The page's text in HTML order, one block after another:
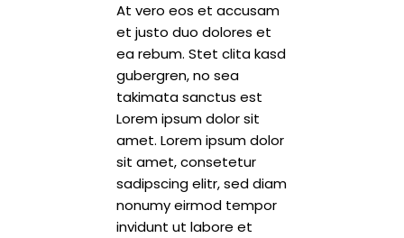
At vero eos et accusam
et justo duo dolores et
ea rebum. Stet clita kasd
gubergren, no sea
takimata sanctus est
Lorem ipsum dolor sit
amet. Lorem ipsum dolor
sit amet, consetetur
sadipscing elitr, sed diam
nonumy eirmod tempor
invidunt ut labore et